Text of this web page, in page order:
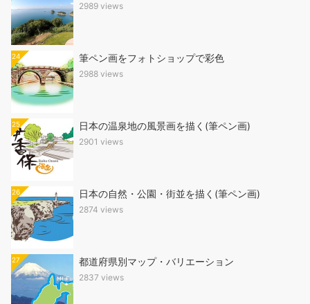
2989 views
24 筆ペン画をフォトショップで彩色
2988 views
25 日本の温泉地の風景画を描く(筆ペン画)
2901 views
26 日本の自然・公園・街並を描く(筆ペン画)
2874 views
27 都道府県別マップ・バリエーション
2837 views